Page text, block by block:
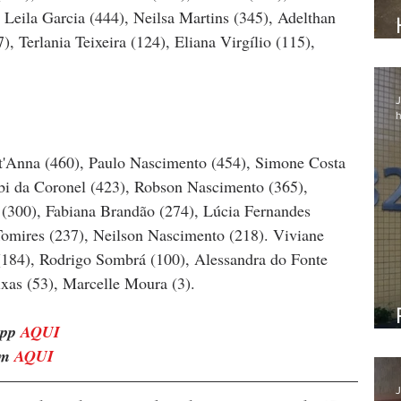
Garcia (444), Neilsa Martins (345), Adelthan
Terlania Teixeira (124), Eliana Virgílio (115),
(460), Paulo Nascimento (454), Simone Costa
da Coronel (423), Robson Nascimento (365),
Fabiana Brandão (274), Lúcia Fernandes
(237), Neilson Nascimento (218). Viviane
Rodrigo Sombrá (100), Alessandra do Fonte
(53), Marcelle Moura (3).
AQUI
AQUI